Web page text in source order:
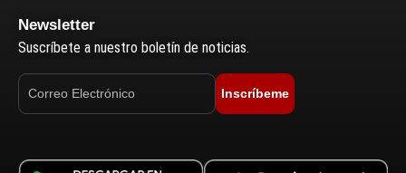
Newsletter
Suscríbete a nuestro boletín de noticias.
Inscríbeme